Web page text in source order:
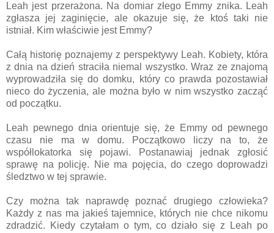
Leah jest przerażona. Na domiar złego Emmy znika. Leah
zgłasza jej zaginięcie, ale okazuje się, że ktoś taki nie
istniał. Kim właściwie jest Emmy?
Całą historię poznajemy z perspektywy Leah. Kobiety, która
z dnia na dzień straciła niemal wszystko. Wraz ze znajomą
wyprowadziła się do domku, który co prawda pozostawiał
nieco do życzenia, ale można było w nim wszystko zacząć
od początku.
Leah pewnego dnia orientuje się, że Emmy od pewnego
czasu nie ma w domu. Początkowo liczy na to, że
współlokatorka się pojawi. Postanawiaj jednak zgłosić
sprawę na policję. Nie ma pojęcia, do czego doprowadzi
śledztwo w tej sprawie.
Czy można tak naprawdę poznać drugiego człowieka?
Każdy z nas ma jakieś tajemnice, których nie chce nikomu
zdradzić. Kiedy czytałam o tym, co działo się z Leah po